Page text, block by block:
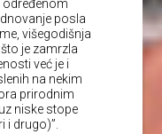
određenom
posla
višegodišnja
je zamrzla
već je i
na nekim
prirodnim
niske stope
i drugo)”.